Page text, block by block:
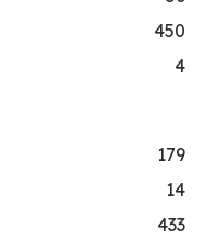
450
4
179
14
433